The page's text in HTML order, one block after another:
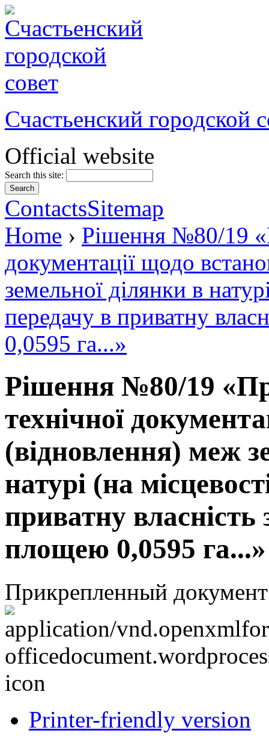
Счастьенский городской
Official website
Search this site:
ContactsSitemap
Home › Рішення №80/19
документації щодо
земельної ділянки в
передачу в приватну
0,0595 га...»
Рішення №80/19
технічної
(відновлення) меж
натурі (на
приватну власність
площею 0,0595 га...»
Прикрепленный
Printer-friendly version